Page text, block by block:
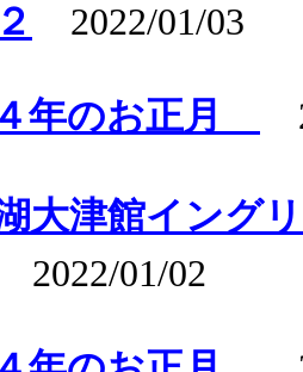
2022/01/03
年のお正月
大津館イング
2022/01/02